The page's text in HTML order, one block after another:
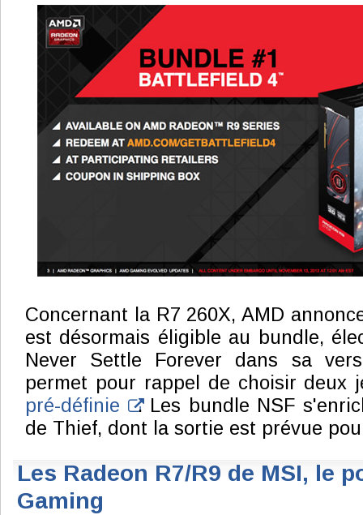
Concernant la R7 260X, AMD
est désormais éligible au bundle,
Never Settle Forever dans sa
permet pour rappel de choisir deux
pré-définie
. Les bundle NSF
de Thief, dont la sortie est prévue
Les Radeon R7/R9 de MSI, le
Gaming